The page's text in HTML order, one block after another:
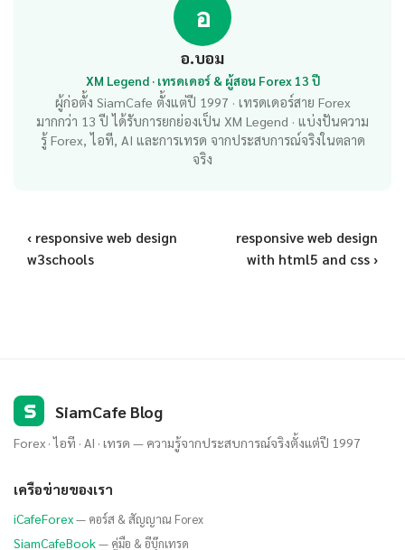
อ
อ.บอม
XM Legend · เทรดเดอร์ & ผู้สอน Forex 13 ปี
ผู้ก่อตั้ง SiamCafe ตั้งแต่ปี 1997 · เทรดเดอร์สาย Forex
มากกว่า 13 ปี ได้รับการยกย่องเป็น XM Legend · แบ่งปันความ
รู้ Forex, ไอที, AI และการเทรด จากประสบการณ์จริงในตลาด
จริง
‹ responsive web design
w3schools
responsive web design
with html5 and css ›
S SiamCafe Blog
Forex · ไอที · AI · เทรด — ความรู้จากประสบการณ์จริงตั้งแต่ปี 1997
เครือข่ายของเรา
iCafeForex— คอร์ส & สัญญาณ Forex
SiamCafeBook— คู่มือ & อีบุ๊กเทรด